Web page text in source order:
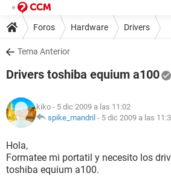
Foros Hardware Drivers
Tema Anterior
Drivers toshiba equium a100
kiko - 5 dic 2009 a las 11:02
spike_mandril - 5 dic 2009 a las
Hola,
Formatee mi portatil y necesito los
toshiba equium a100.